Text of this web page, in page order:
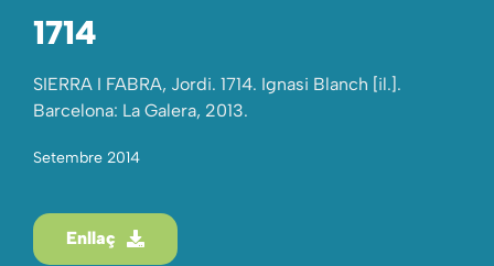
1714
SIERRA I FABRA, Jordi. 1714. Ignasi Blanch [il.].
Barcelona: La Galera, 2013.
Setembre 2014
Enllaç